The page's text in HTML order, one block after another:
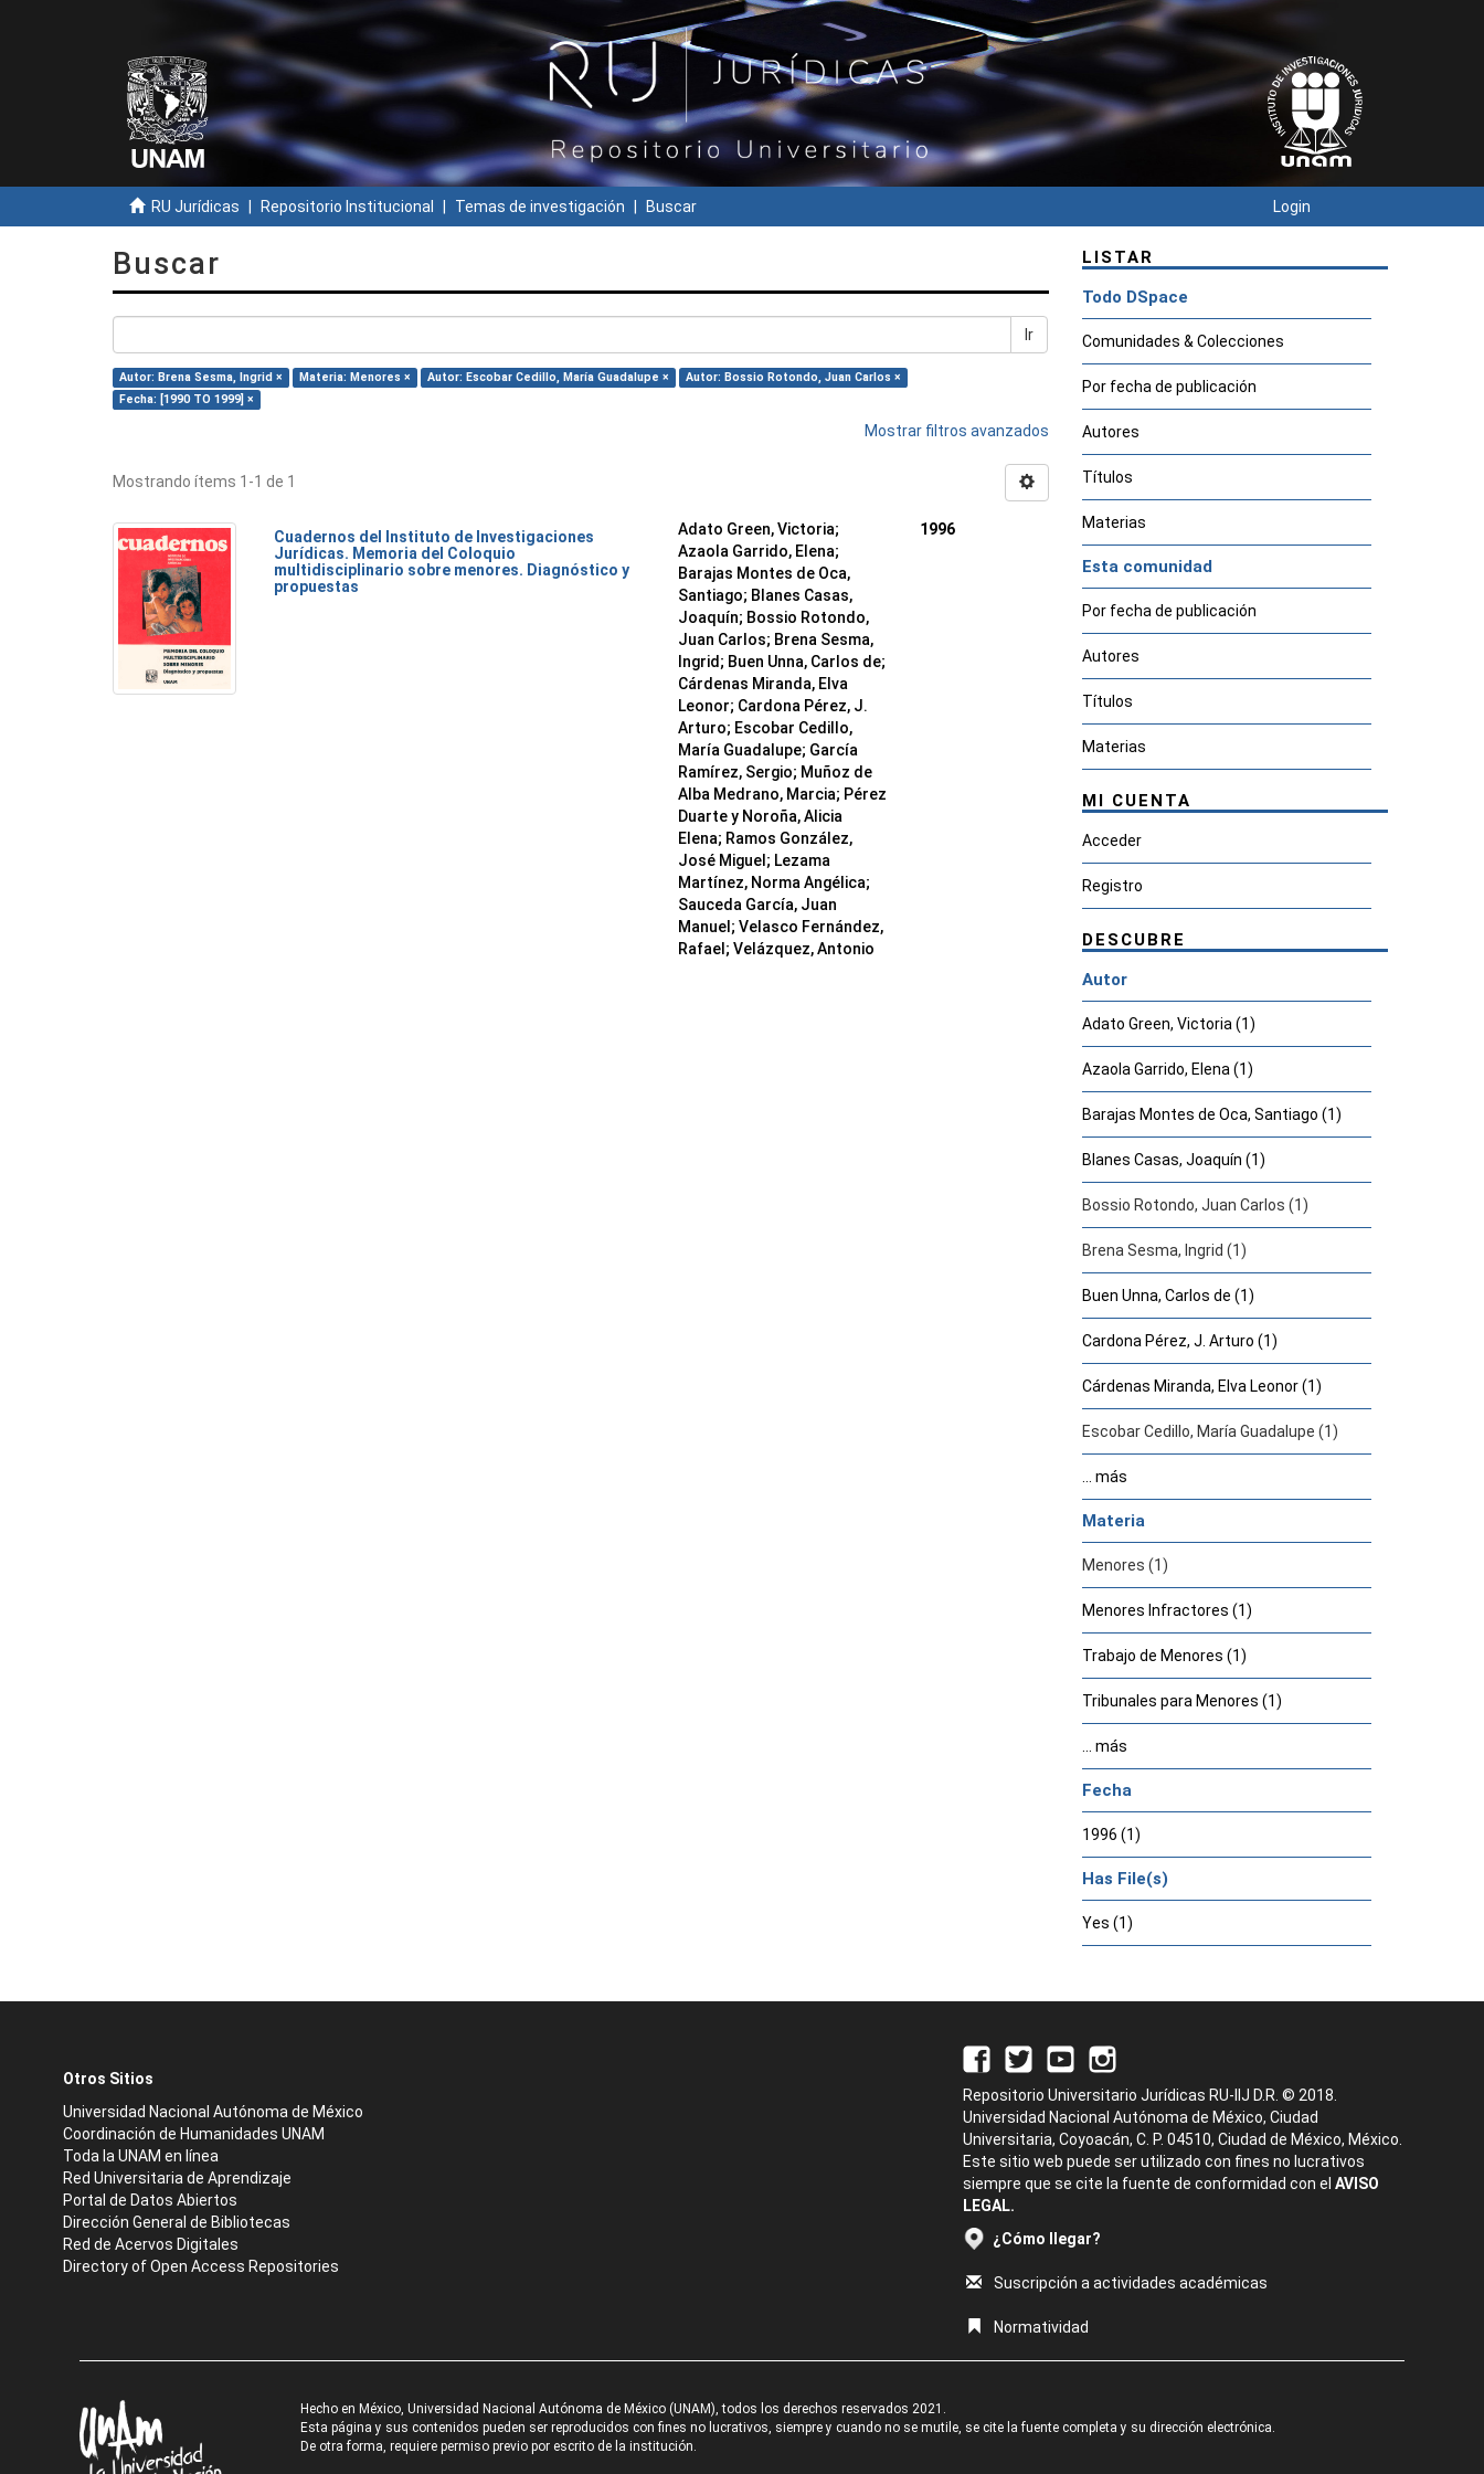
RU Jurídicas Repositorio Institucional Temas de investigación Buscar Login
Buscar
Ir
Autor: Brena Sesma, Ingrid × Materia: Menores × Autor: Escobar Cedillo, María Guadalupe ×
Autor: Bossio Rotondo, Juan Carlos ×
Fecha: [1990 TO 1999] ×
Mostrar filtros avanzados
Mostrando ítems 1-1 de 1
Cuadernos del Instituto de Investigaciones
Jurídicas. Memoria del Coloquio
multidisciplinario sobre menores. Diagnóstico y
propuestas
Adato Green, Victoria;
Azaola Garrido, Elena;
Barajas Montes de Oca,
Santiago; Blanes Casas,
Joaquín; Bossio Rotondo,
Juan Carlos; Brena Sesma,
Ingrid; Buen Unna, Carlos de;
Cárdenas Miranda, Elva
Leonor; Cardona Pérez, J.
Arturo; Escobar Cedillo,
María Guadalupe; García
Ramírez, Sergio; Muñoz de
Alba Medrano, Marcia; Pérez
Duarte y Noroña, Alicia
Elena; Ramos González,
José Miguel; Lezama
Martínez, Norma Angélica;
Sauceda García, Juan
Manuel; Velasco Fernández,
Rafael; Velázquez, Antonio
1996
LISTAR
Todo DSpace
Comunidades & Colecciones
Por fecha de publicación
Autores
Títulos
Materias
Esta comunidad
Por fecha de publicación
Autores
Títulos
Materias
MI CUENTA
Acceder
Registro
DESCUBRE
Autor
Adato Green, Victoria (1)
Azaola Garrido, Elena (1)
Barajas Montes de Oca, Santiago (1)
Blanes Casas, Joaquín (1)
Bossio Rotondo, Juan Carlos (1)
Brena Sesma, Ingrid (1)
Buen Unna, Carlos de (1)
Cardona Pérez, J. Arturo (1)
Cárdenas Miranda, Elva Leonor (1)
Escobar Cedillo, María Guadalupe (1)
... más
Materia
Menores (1)
Menores Infractores (1)
Trabajo de Menores (1)
Tribunales para Menores (1)
... más
Fecha
1996 (1)
Has File(s)
Yes (1)
Otros Sitios
Universidad Nacional Autónoma de México
Coordinación de Humanidades UNAM
Toda la UNAM en línea
Red Universitaria de Aprendizaje
Portal de Datos Abiertos
Dirección General de Bibliotecas
Red de Acervos Digitales
Directory of Open Access Repositories
Repositorio Universitario Jurídicas RU-IIJ D.R. © 2018.
Universidad Nacional Autónoma de México, Ciudad
Universitaria, Coyoacán, C. P. 04510, Ciudad de México, México.
Este sitio web puede ser utilizado con fines no lucrativos
siempre que se cite la fuente de conformidad con el AVISO
LEGAL.
¿Cómo llegar?
Suscripción a actividades académicas
Normatividad
Hecho en México, Universidad Nacional Autónoma de México (UNAM), todos los derechos reservados 2021.
Esta página y sus contenidos pueden ser reproducidos con fines no lucrativos, siempre y cuando no se mutile, se cite la fuente completa y su dirección electrónica.
De otra forma, requiere permiso previo por escrito de la institución.